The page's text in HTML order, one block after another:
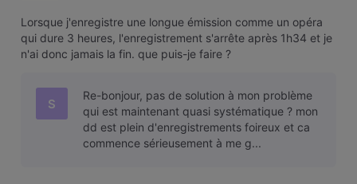
Lorsque j'enregistre une longue émission comme un opéra
qui dure 3 heures, l'enregistrement s'arrête après 1h34 et je
n'ai donc jamais la fin. que puis-je faire ?
S
Re-bonjour, pas de solution à mon problème
qui est maintenant quasi systématique ? mon
dd est plein d'enregistrements foireux et ca
commence sérieusement à me g...